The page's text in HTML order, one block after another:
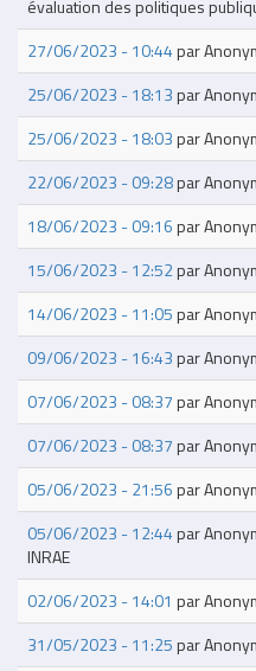
évaluation des politiques
27/06/2023 - 10:44par
25/06/2023 - 18:13par
25/06/2023 - 18:03par
22/06/2023 - 09:28par
18/06/2023 - 09:16par
15/06/2023 - 12:52par
14/06/2023 - 11:05par
09/06/2023 - 16:43par
07/06/2023 - 08:37par
07/06/2023 - 08:37par
05/06/2023 - 21:56par
05/06/2023 - 12:44par
INRAE
02/06/2023 - 14:01 par
31/05/2023 - 11:25par